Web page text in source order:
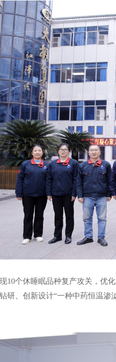
10个休睡眠品种复产攻关，优
研、创新设计“一种中药恒温